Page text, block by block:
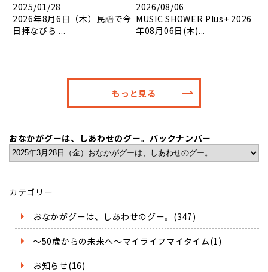
2025/01/28
2026年8月6日（木）民謡で今
日拝なびら ...
2026/08/06
MUSIC SHOWER Plus+ 2026
年08月06日(木)...
もっと見る
おなかがグーは、しあわせのグー。バックナンバー
カテゴリー
おなかがグーは、しあわせのグー。(347)
～50歳からの未来へ～マイライフマイタイム(1)
お知らせ(16)